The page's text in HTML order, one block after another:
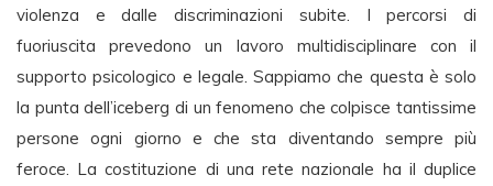
violenza e dalle discriminazioni subite. I percorsi di
fuoriuscita prevedono un lavoro multidisciplinare con il
supporto psicologico e legale. Sappiamo che questa è solo
la punta dell’iceberg di un fenomeno che colpisce tantissime
persone ogni giorno e che sta diventando sempre più
feroce. La costituzione di una rete nazionale ha il duplice